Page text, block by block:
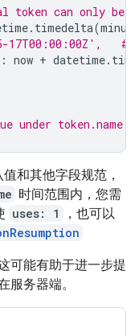
token can only
. timedelta(
#
: now + datetime.
under
和其他字段规范，
时间范围内，您需
uses: 1
，也可以
可能有助于进一步提
服务器端。